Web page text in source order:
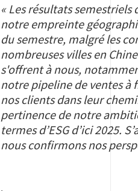
« Les résultats
notre empreinte
du semestre, malgré les
nombreuses villes en
s'offrent à nous,
notre pipeline de ventes
nos clients dans leur
pertinence de notre
termes d’ESG d’ici 2025.
nous confirmons nos